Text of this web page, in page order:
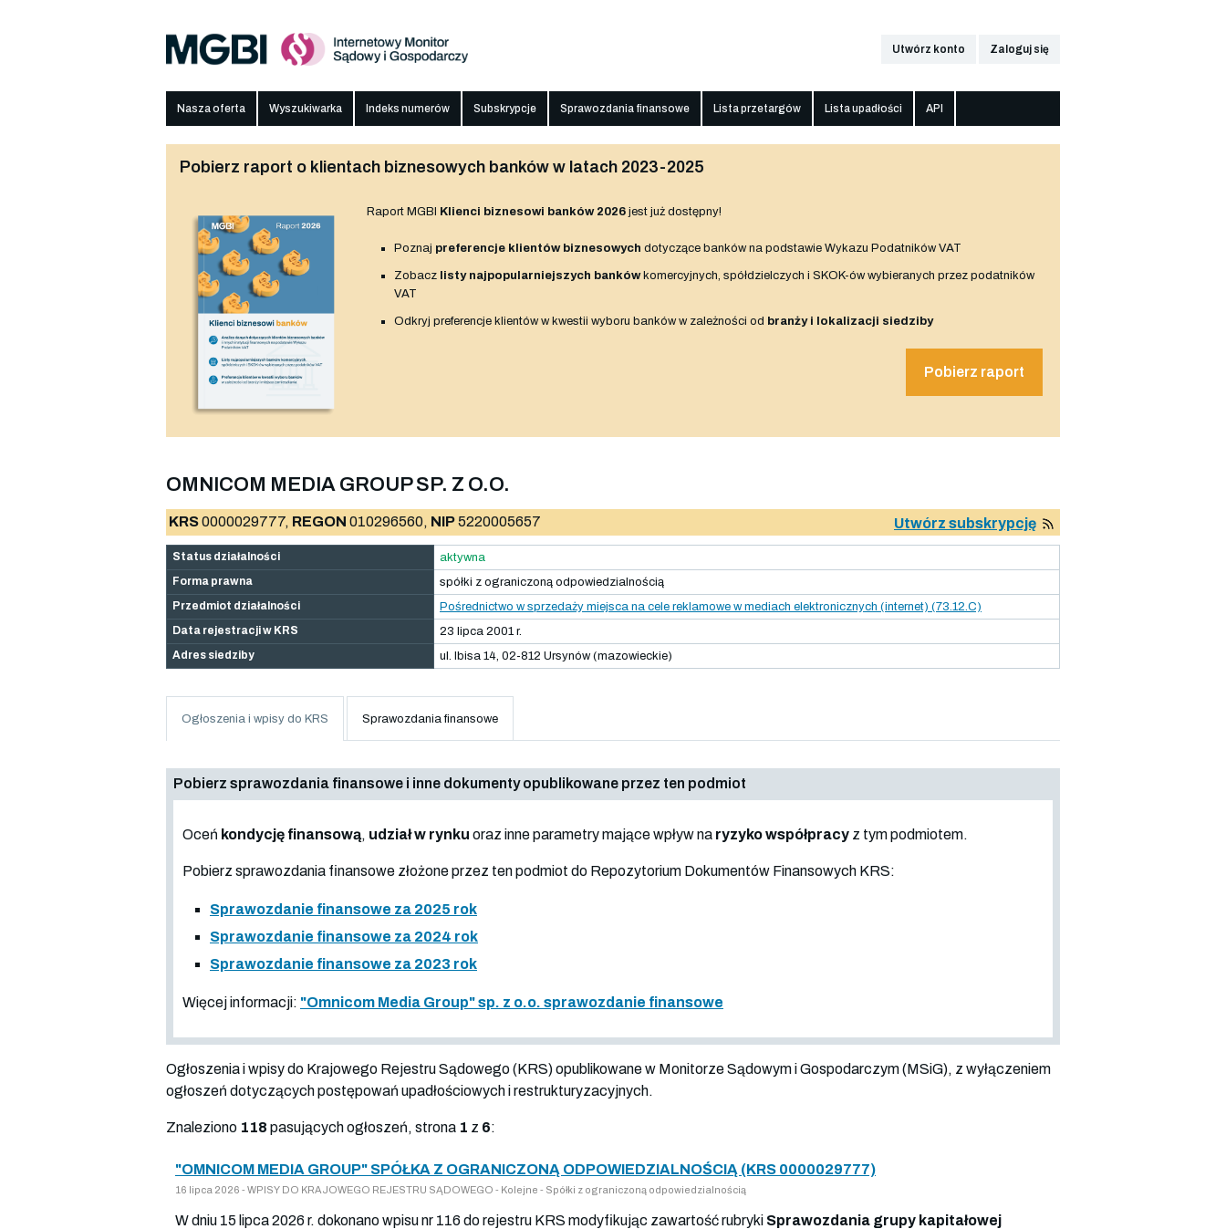
Utwórz konto Zaloguj się
Nasza oferta Wyszukiwarka Indeks numerów Subskrypcje Sprawozdania finansowe Lista przetargów Lista upadłości API
Pobierz raport o klientach biznesowych banków w latach 2023-2025
Raport MGBI Klienci biznesowi banków 2026 jest już dostępny!
Poznaj preferencje klientów biznesowych dotyczące banków na podstawie Wykazu Podatników VAT
Zobacz listy najpopularniejszych bankówkomercyjnych, spółdzielczych i SKOK-ów wybieranych przez podatników
VAT
Odkryj preferencje klientów w kwestii wyboru banków w zależności od branży i lokalizacji siedziby
Pobierz raport
OMNICOM MEDIA GROUP SP. Z O.O.
KRS0000029777, REGON 010296560, NIP5220005657 Utwórz subskrypcję
Status działalności
aktywna
Forma prawna
spółki z ograniczoną odpowiedzialnością
Przedmiot działalności
Pośrednictwo w sprzedaży miejsca na cele reklamowe w mediach elektronicznych (internet) (73.12.C)
Data rejestracji w KRS
23 lipca 2001 r.
Adres siedziby
ul. Ibisa 14, 02-812 Ursynów (mazowieckie)
Ogłoszenia i wpisy do KRS Sprawozdania finansowe
Pobierz sprawozdania finansowe i inne dokumenty opublikowane przez ten podmiot
Oceń kondycję finansową, udział w rynku oraz inne parametry mające wpływ na ryzyko współpracy z tym podmiotem.
Pobierz sprawozdania finansowe złożone przez ten podmiot do Repozytorium Dokumentów Finansowych KRS:
Sprawozdanie finansowe za 2025 rok
Sprawozdanie finansowe za 2024 rok
Sprawozdanie finansowe za 2023 rok
Więcej informacji: "Omnicom Media Group" sp. z o.o. sprawozdanie finansowe
Ogłoszenia i wpisy do Krajowego Rejestru Sądowego (KRS) opublikowane w Monitorze Sądowym i Gospodarczym (MSiG), z wyłączeniem
ogłoszeń dotyczących postępowań upadłościowych i restrukturyzacyjnych.
Znaleziono 118 pasujących ogłoszeń, strona 1 z 6:
"OMNICOM MEDIA GROUP" SPÓŁKA Z OGRANICZONĄ ODPOWIEDZIALNOŚCIĄ (KRS 0000029777)
16 lipca 2026 - WPISY DO KRAJOWEGO REJESTRU SĄDOWEGO - Kolejne - Spółki z ograniczoną odpowiedzialnością
W dniu 15 lipca 2026 r. dokonano wpisu nr 116 do rejestru KRS modyfikując zawartość rubryki Sprawozdania grupy kapitałowej